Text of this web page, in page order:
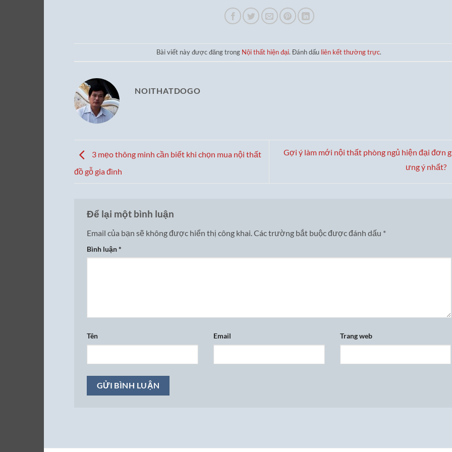
Bài viết này được đăng trong Nội thất hiện đại. Đánh dấu liên kết thường trực.
NOITHATDOGO
3 mẹo thông minh cần biết khi chọn mua nội thất
đồ gỗ gia đình
Gợi ý làm mới nội thất phòng ngủ hiện đại đơn
ưng ý nhất?
Để lại một bình luận
Email của bạn sẽ không được hiển thị công khai. Các trường bắt buộc được đánh dấu *
Bình luận*
Tên Email Trang web